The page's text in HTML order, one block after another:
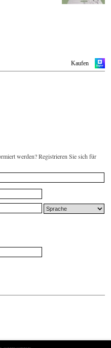
Kaufen
werden? Registrieren Sie sich für